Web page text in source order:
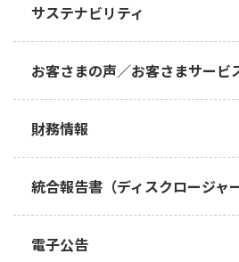
サステナビリティ
かんぽ生命のサステナビリテ
マテリアリティ
お客さまの声／お客さまサービ
お客さまの声／お客さまサー
財務情報
統合報告書（ディスクロージャ
電子公告